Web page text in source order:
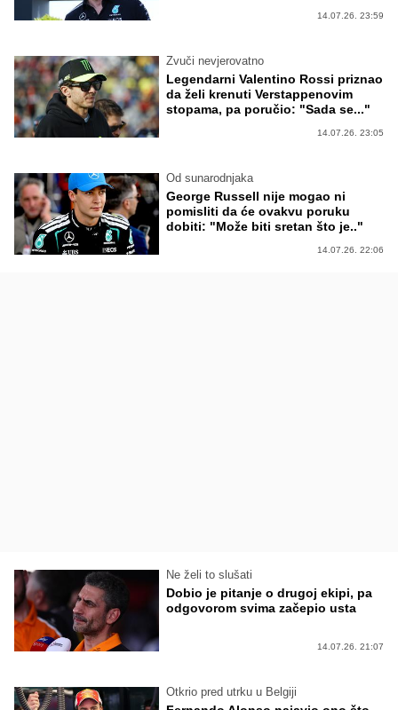
14.07.26. 23:59
Zvuči nevjerovatno
Legendarni Valentino Rossi priznao
da želi krenuti Verstappenovim
stopama, pa poručio: "Sada se..."
14.07.26. 23:05
Od sunarodnjaka
George Russell nije mogao ni
pomisliti da će ovakvu poruku
dobiti: "Može biti sretan što je.."
14.07.26. 22:06
Ne želi to slušati
Dobio je pitanje o drugoj ekipi, pa
odgovorom svima začepio usta
14.07.26. 21:07
Otkrio pred utrku u Belgiji